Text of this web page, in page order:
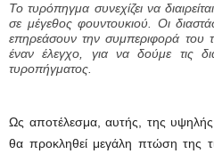
Το τυρόπηγμα συνεχίζει να
σε μέγεθος φουντουκιού. Οι
επηρεάσουν την συμπεριφορά του
έναν έλεγχο, για να δούμε τις
τυροπήγματος.
Ως αποτέλεσμα, αυτής, της
θα προκληθεί μεγάλη πτώση της